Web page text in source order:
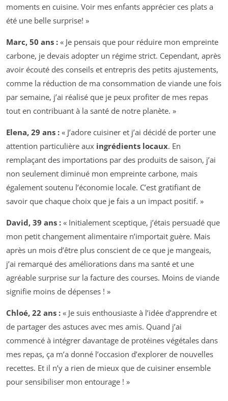
moments en cuisine. Voir mes enfants apprécier ces plats a
été une belle surprise! »
Marc, 50 ans : « Je pensais que pour réduire mon empreinte
carbone, je devais adopter un régime strict. Cependant, après
avoir écouté des conseils et entrepris des petits ajustements,
comme la réduction de ma consommation de viande une fois
par semaine, j’ai réalisé que je peux profiter de mes repas
tout en contribuant à la santé de notre planète. »
Elena, 29 ans : « J’adore cuisiner et j’ai décidé de porter une
attention particulière aux ingrédients locaux. En
remplaçant des importations par des produits de saison, j’ai
non seulement diminué mon empreinte carbone, mais
également soutenu l’économie locale. C’est gratifiant de
savoir que chaque choix que je fais a un impact positif. »
David, 39 ans : « Initialement sceptique, j’étais persuadé que
mon petit changement alimentaire n’importait guère. Mais
après un mois d’être plus conscient de ce que je mangeais,
j’ai remarqué des améliorations dans ma santé et une
agréable surprise sur la facture des courses. Moins de viande
signifie moins de dépenses ! »
Chloé, 22 ans : « Je suis enthousiaste à l’idée d’apprendre et
de partager des astuces avec mes amis. Quand j’ai
commencé à intégrer davantage de protéines végétales dans
mes repas, ça m’a donné l’occasion d’explorer de nouvelles
recettes. Et il n’y a rien de mieux que de cuisiner ensemble
pour sensibiliser mon entourage ! »